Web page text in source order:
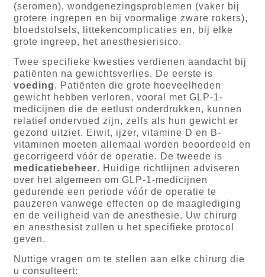
(seromen), wondgenezingsproblemen (vaker bij
grotere ingrepen en bij voormalige zware rokers),
bloedstolsels, littekencomplicaties en, bij elke
grote ingreep, het anesthesierisico.
Twee specifieke kwesties verdienen aandacht bij
patiënten na gewichtsverlies. De eerste is
voeding. Patiënten die grote hoeveelheden
gewicht hebben verloren, vooral met GLP-1-
medicijnen die de eetlust onderdrukken, kunnen
relatief ondervoed zijn, zelfs als hun gewicht er
gezond uitziet. Eiwit, ijzer, vitamine D en B-
vitaminen moeten allemaal worden beoordeeld en
gecorrigeerd vóór de operatie. De tweede is
medicatiebeheer. Huidige richtlijnen adviseren
over het algemeen om GLP-1-medicijnen
gedurende een periode vóór de operatie te
pauzeren vanwege effecten op de maaglediging
en de veiligheid van de anesthesie. Uw chirurg
en anesthesist zullen u het specifieke protocol
geven.
Nuttige vragen om te stellen aan elke chirurg die
u consulteert: